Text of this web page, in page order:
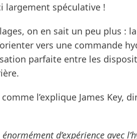
largement spéculative !
on en sait un peu plus :
vers une commande
parfaite entre les
l’explique James Key,
d’expérience avec